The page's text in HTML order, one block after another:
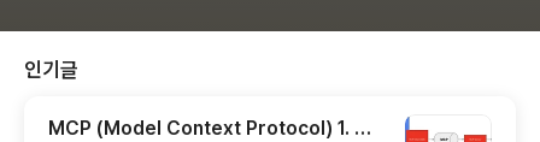
인기글
MCP (Model Context Protocol) 1. 개